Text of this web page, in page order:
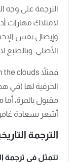
الترجمة على وجه
لامتلاك مهارات
وإيصال نفس
الأصلي. وبالطبع
الحرفية لها (في
مقبول بالمرة،
أشعر بسعادة
الترجمة
تتمثل في ترجمة